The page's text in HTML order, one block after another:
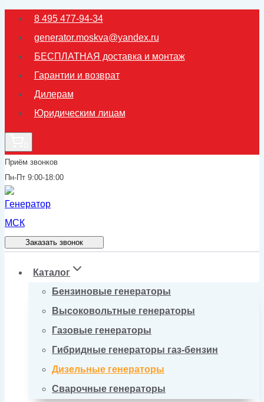
Перейти
содержимому
8 495 477-94-34
generator.moskva@yandex.ru
БЕСПЛАТНАЯ доставка и монтаж
Гарантии и возврат
Дилерам
Юридическим лицам
Приём звонков
Пн-Пт 9:00-18:00
Заказать звонок
Каталог
Бензиновые генераторы
Высоковольтные генераторы
Газовые генераторы
Гибридные генераторы газ-бензин
Дизельные генераторы
Сварочные генераторы